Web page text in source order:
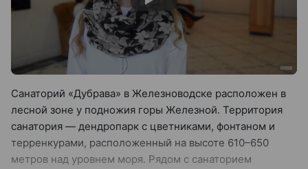
Санаторий «Дубрава» в Железноводске расположен в
лесной зоне у подножия горы Железной. Территория
санатория — дендропарк с цветниками, фонтаном и
терренкурами, расположенный на высоте 610–650
метров над уровнем моря. Рядом с санаторием